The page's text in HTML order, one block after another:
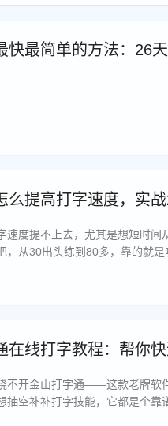
快最简单的方法：26
么提高打字速度，实
速度提不上去，尤其是想短时
，从30出头练到80多，靠的就
在线打字教程：帮你
不开金山打字通——这款老牌软
抽空补补打字技能，它都是个靠